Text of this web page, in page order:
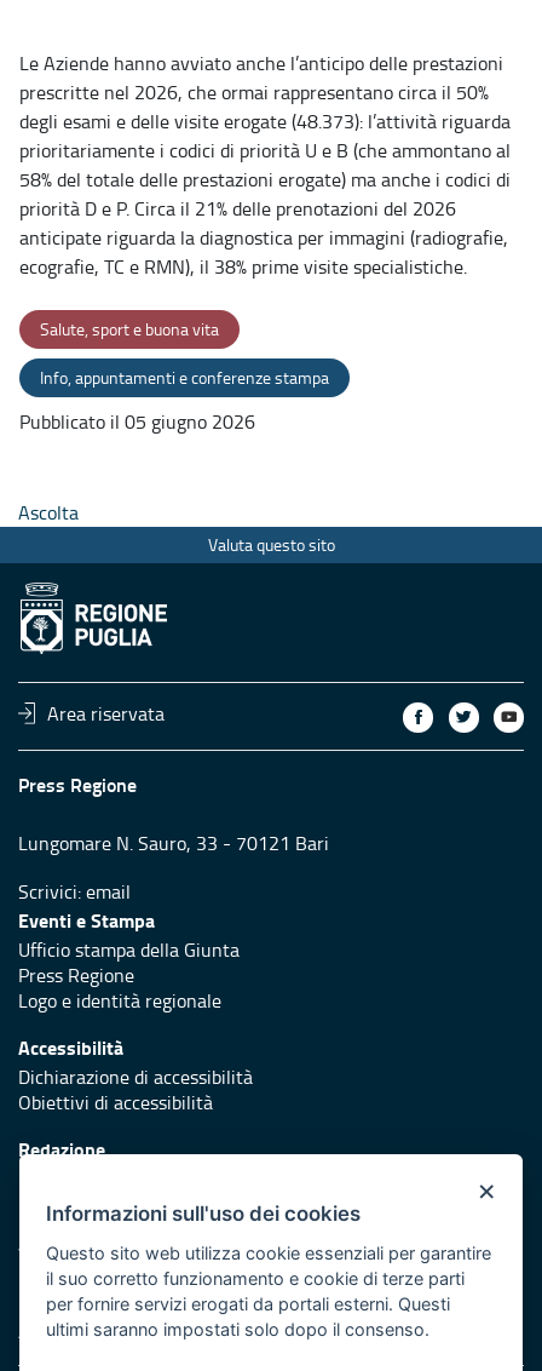
Le Aziende hanno avviato anche l’anticipo delle prestazioni
prescritte nel 2026, che ormai rappresentano circa il 50%
degli esami e delle visite erogate (48.373): l’attività riguarda
prioritariamente i codici di priorità U e B (che ammontano al
58% del totale delle prestazioni erogate) ma anche i codici di
priorità D e P. Circa il 21% delle prenotazioni del 2026
anticipate riguarda la diagnostica per immagini (radiografie,
ecografie, TC e RMN), il 38% prime visite specialistiche.
Salute, sport e buona vita
Info, appuntamenti e conferenze stampa
Pubblicato il 05 giugno 2026
Ascolta
Valuta questo sito
Area riservata
Press Regione
Lungomare N. Sauro, 33 - 70121 Bari
Scrivici:email
Eventi e Stampa
Ufficio stampa della Giunta
Press Regione
Logo e identità regionale
Accessibilità
Dichiarazione di accessibilità
Obiettivi di accessibilità
Redazione
Protezione civile
Vai al sito di Protezione Civile Puglia
Iniziativa finanziata con risorse del POR Puglia 2014/2020 -
Asse XI
×
Informazioni sull'uso dei cookies
Questo sito web utilizza cookie essenziali per garantire
il suo corretto funzionamento e cookie di terze parti
per fornire servizi erogati da portali esterni. Questi
ultimi saranno impostati solo dopo il consenso.